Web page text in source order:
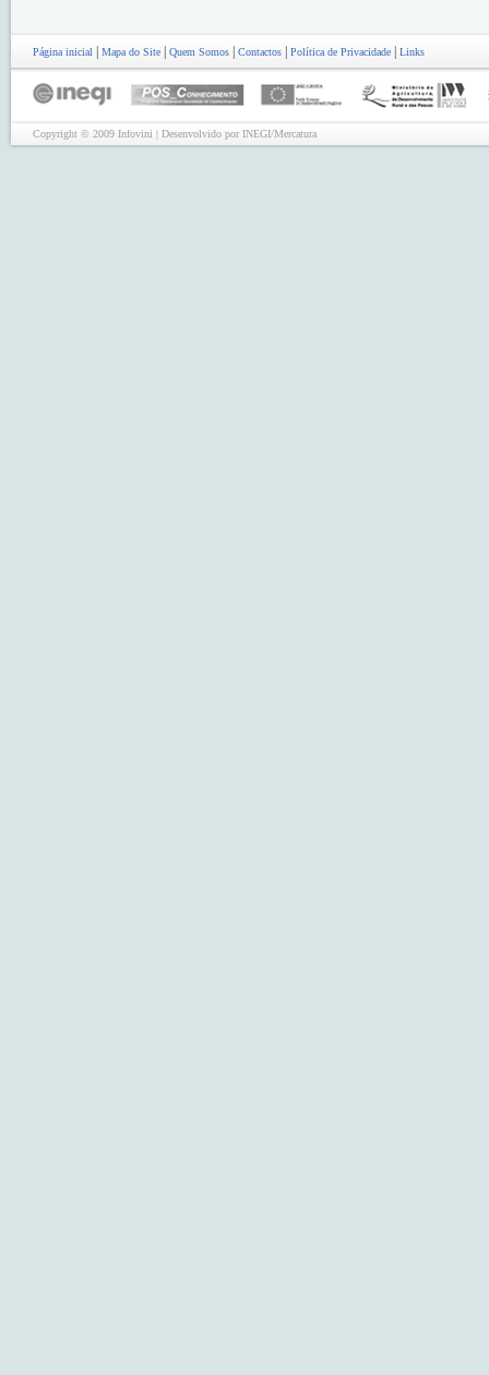
Página inicial | Mapa do Site | Quem Somos | Contactos | Política de Privacidade | Links
Copyright © 2009 Infovini | Desenvolvido por INEGI/Mercatura